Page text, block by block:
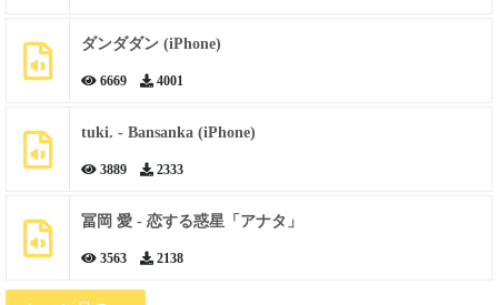
ダンダダン (iPhone)
6669 4001
tuki. - Bansanka (iPhone)
3889 2333
冨岡 愛 - 恋する惑星「アナタ」
3563 2138